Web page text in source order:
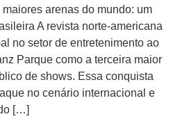
arenas do mundo: um
A revista norte-americana
no setor de entretenimento ao
Parque como a terceira maior
de shows. Essa conquista
no cenário internacional e
[…]